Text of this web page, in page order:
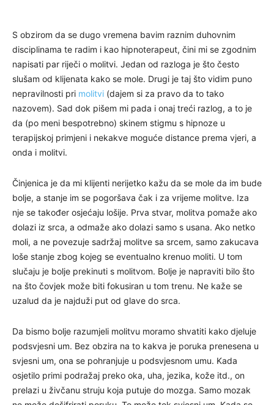
S obzirom da se dugo vremena bavim raznim duhovnim
disciplinama te radim i kao hipnoterapeut, čini mi se zgodnim
napisati par riječi o molitvi. Jedan od razloga je što često
slušam od klijenata kako se mole. Drugi je taj što vidim puno
nepravilnosti pri molitvi (dajem si za pravo da to tako
nazovem). Sad dok pišem mi pada i onaj treći razlog, a to je
da (po meni bespotrebno) skinem stigmu s hipnoze u
terapijskoj primjeni i nekakve moguće distance prema vjeri, a
onda i molitvi.
Činjenica je da mi klijenti nerijetko kažu da se mole da im bude
bolje, a stanje im se pogoršava čak i za vrijeme molitve. Iza
nje se također osjećaju lošije. Prva stvar, molitva pomaže ako
dolazi iz srca, a odmaže ako dolazi samo s usana. Ako netko
moli, a ne povezuje sadržaj molitve sa srcem, samo zakucava
loše stanje zbog kojeg se eventualno krenuo moliti. U tom
slučaju je bolje prekinuti s molitvom. Bolje je napraviti bilo što
na što čovjek može biti fokusiran u tom trenu. Ne kaže se
uzalud da je najduži put od glave do srca.
Da bismo bolje razumjeli molitvu moramo shvatiti kako djeluje
podsvjesni um. Bez obzira na to kakva je poruka prenesena u
svjesni um, ona se pohranjuje u podsvjesnom umu. Kada
osjetilo primi podražaj preko oka, uha, jezika, kože itd., on
prelazi u živčanu struju koja putuje do mozga. Samo mozak